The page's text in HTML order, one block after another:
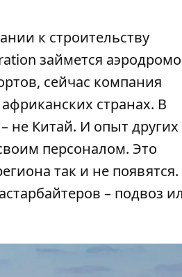
к строительству
займется
сейчас компания
странах. В
не Китай. И опыт других
персоналом. Это
так и не появятся.
– подвоз